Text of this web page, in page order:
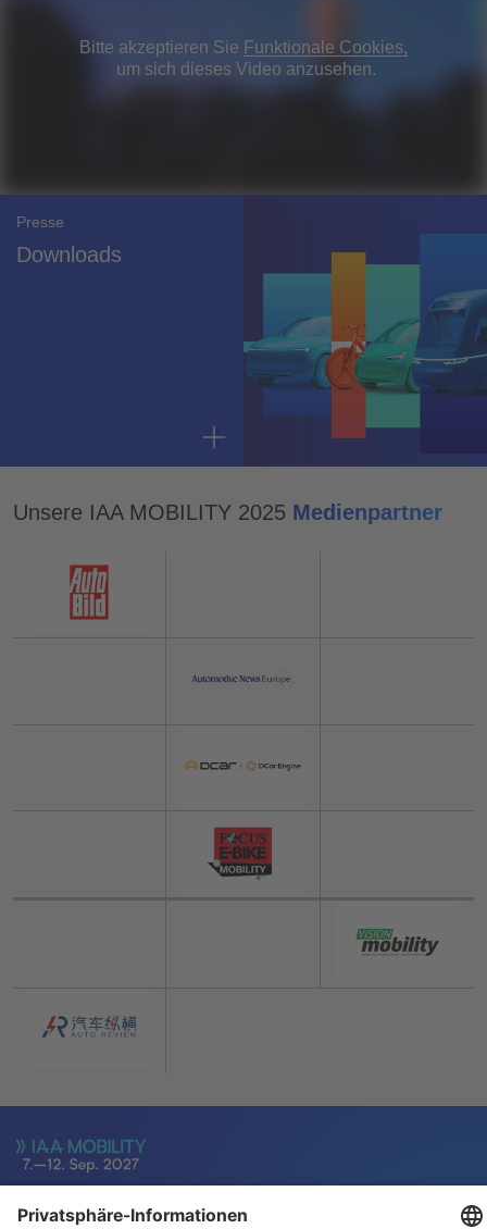
Bitte akzeptieren Sie Funktionale Cookies,
um sich dieses Video anzusehen.
Presse
Downloads
Unsere IAA MOBILITY 2025 Medienpartner
Für Aussteller